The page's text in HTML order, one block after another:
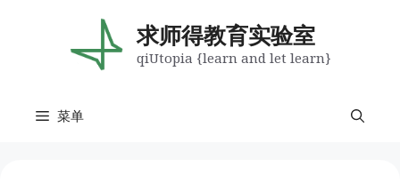
求师得教育实验室
qiUtopia {learn and let learn}
菜单